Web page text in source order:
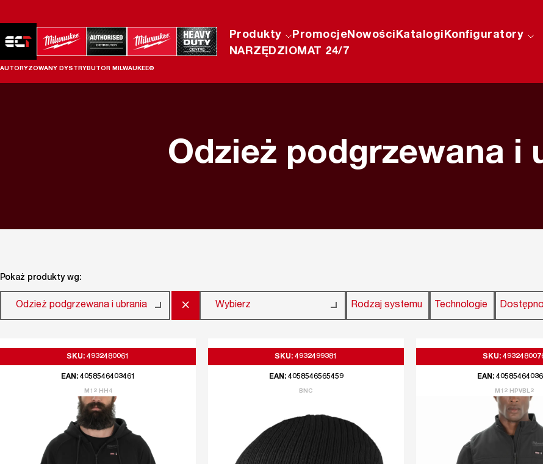
AUTORYZOWANY DYSTRYBUTOR MILWAUKEE®
Produkty PromocjeNowościKatalogiKonfiguratory
NARZĘDZIOMAT 24/7
Odzież podgrzewana i
Pokaż produkty wg:
Odzież podgrzewana i ubrania × Wybierz Rodzaj systemu Technologie
SKU: 4932480061
EAN: 4058546403461
M12 HH4
SKU: 4932499381
EAN: 4058546565459
BNC
SKU:
EAN:
M12 HPVBL2